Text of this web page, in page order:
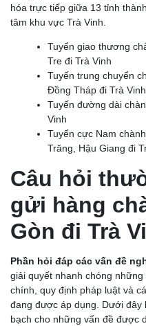
hóa trực tiếp giữa 13 tỉnh
tâm khu vực Trà Vinh.
Tuyến giao thương
Tre đi Trà Vinh
Tuyến trung chuyển
Đồng Tháp đi Trà Vinh
Tuyến đường dài
Vinh
Tuyến cực Nam
Trăng, Hậu Giang đi
Câu hỏi
gửi hàng
Gòn đi Trà
Phần hỏi đáp các vấn đề
giải quyết nhanh chóng
chính, quy định pháp luật và
đang được áp dụng. Dưới đây
bạch cho những vấn đề được